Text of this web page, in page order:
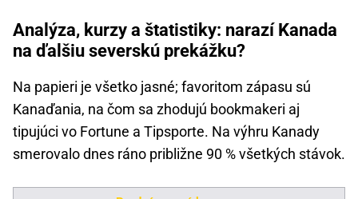
Analýza, kurzy a štatistiky: narazí Kanada
na ďalšiu severskú prekážku?
Na papieri je všetko jasné; favoritom zápasu sú
Kanaďania, na čom sa zhodujú bookmakeri aj
tipujúci vo Fortune a Tipsporte. Na výhru Kanady
smerovalo dnes ráno približne 90 % všetkých stávok.